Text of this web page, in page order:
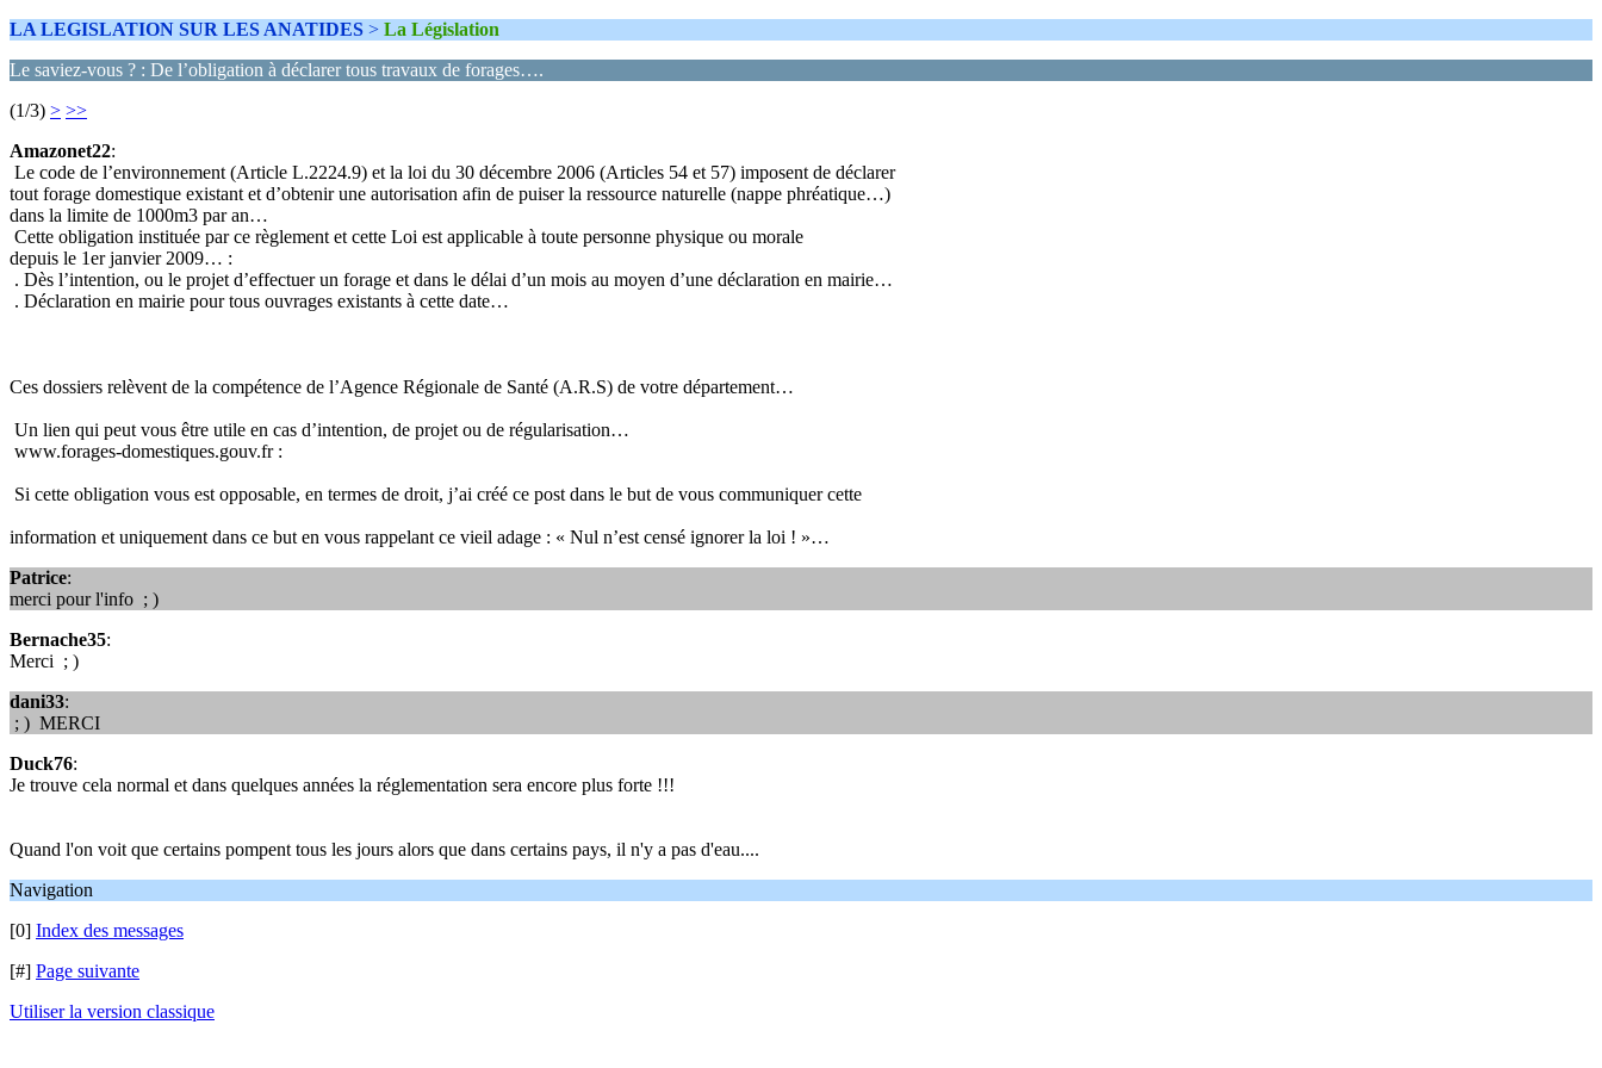
LA LEGISLATION SUR LES ANATIDES > La Législation
Le saviez-vous ? : De l’obligation à déclarer tous travaux de forages….
(1/3) > >>
Amazonet22:
Le code de l’environnement (Article L.2224.9) et la loi du 30 décembre 2006 (Articles 54 et 57) imposent de déclarer
tout forage domestique existant et d’obtenir une autorisation afin de puiser la ressource naturelle (nappe phréatique…)
dans la limite de 1000m3 par an…
Cette obligation instituée par ce règlement et cette Loi est applicable à toute personne physique ou morale
depuis le 1er janvier 2009… :
. Dès l’intention, ou le projet d’effectuer un forage et dans le délai d’un mois au moyen d’une déclaration en mairie…
. Déclaration en mairie pour tous ouvrages existants à cette date…
Ces dossiers relèvent de la compétence de l’Agence Régionale de Santé (A.R.S) de votre département…
Un lien qui peut vous être utile en cas d’intention, de projet ou de régularisation…
www.forages-domestiques.gouv.fr :
Si cette obligation vous est opposable, en termes de droit, j’ai créé ce post dans le but de vous communiquer cette
information et uniquement dans ce but en vous rappelant ce vieil adage : « Nul n’est censé ignorer la loi ! »…
Patrice:
merci pour l'info ; )
Bernache35:
Merci ; )
dani33:
; ) MERCI
Duck76:
Je trouve cela normal et dans quelques années la réglementation sera encore plus forte !!!
Quand l'on voit que certains pompent tous les jours alors que dans certains pays, il n'y a pas d'eau....
Navigation
[0] Index des messages
[#] Page suivante
Utiliser la version classique